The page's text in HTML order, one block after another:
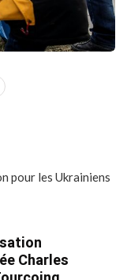
pour les Ukrainiens
Charles